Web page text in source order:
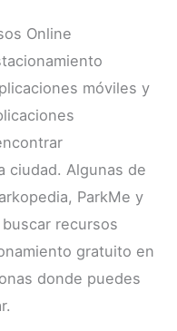
Online
móviles y
ciudad. Algunas de
ParkMe y
recursos
gratuito en
donde puedes